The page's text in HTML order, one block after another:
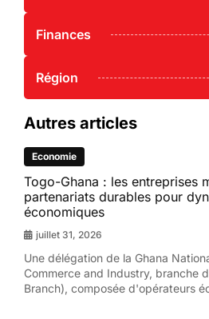
Finances
Région
Autres articles
Economie
Togo-Ghana : les entreprises
partenariats durables pour
économiques
juillet 31, 2026
Une délégation de la Ghana
Commerce and Industry, branche
Branch), composée d'opérateurs